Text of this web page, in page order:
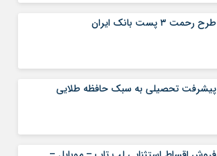
طرح رحمت ۳ پست بانک ایران
پیشرفت تحصیلی به سبک حافظه طلایی